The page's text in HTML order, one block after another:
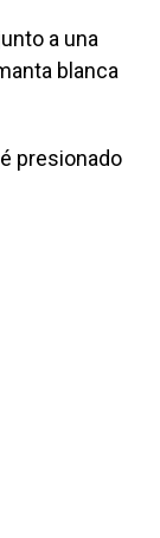
a una
blanca
presionado